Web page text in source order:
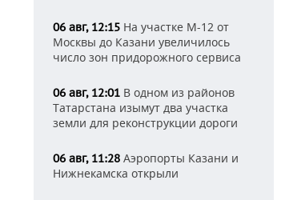
06 авг, 12:15 На участке М-12 от
Москвы до Казани увеличилось
число зон придорожного сервиса
06 авг, 12:01 В одном из районов
Татарстана изымут два участка
земли для реконструкции дороги
06 авг, 11:28 Аэропорты Казани и
Нижнекамска открыли